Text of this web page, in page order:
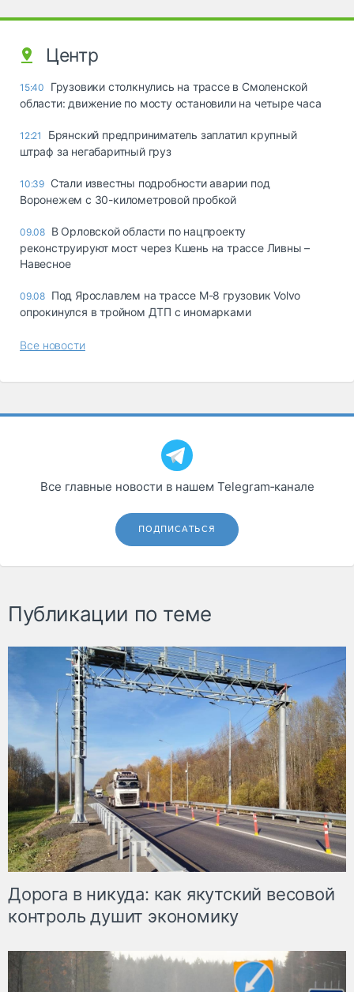
Центр
15:40
Грузовики столкнулись на трассе в Смоленской
области: движение по мосту остановили на четыре часа
12:21
Брянский предприниматель заплатил крупный
штраф за негабаритный груз
10:39 Стали известны подробности аварии под
Воронежем с 30-километровой пробкой
09.08 В Орловской области по нацпроекту
реконструируют мост через Кшень на трассе Ливны –
Навесное
09.08 Под Ярославлем на трассе М-8 грузовик Volvo
опрокинулся в тройном ДТП с иномарками
Все новости
Все главные новости в нашем Telegram‑канале
ПОДПИСАТЬСЯ
Публикации по теме
Дорога в никуда: как якутский весовой
контроль душит экономику